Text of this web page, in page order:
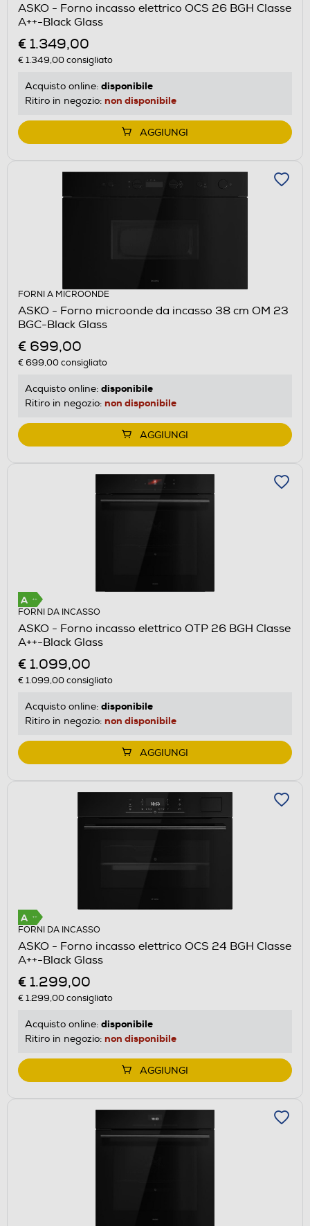
ASKO - Forno incasso elettrico OCS 26 BGH Classe
A++-Black Glass
€ 1.349,00
€ 1.349,00consigliato
Acquisto online: disponibile
Ritiro in negozio: non disponibile
AGGIUNGI
FORNI A MICROONDE
ASKO - Forno microonde da incasso 38 cm OM 23
BGC-Black Glass
€ 699,00
€ 699,00consigliato
Acquisto online: disponibile
Ritiro in negozio: non disponibile
AGGIUNGI
FORNI DA INCASSO
ASKO - Forno incasso elettrico OTP 26 BGH Classe
A++-Black Glass
€ 1.099,00
€ 1.099,00consigliato
Acquisto online: disponibile
Ritiro in negozio: non disponibile
AGGIUNGI
FORNI DA INCASSO
ASKO - Forno incasso elettrico OCS 24 BGH Classe
A++-Black Glass
€ 1.299,00
€ 1.299,00consigliato
Acquisto online: disponibile
Ritiro in negozio: non disponibile
AGGIUNGI